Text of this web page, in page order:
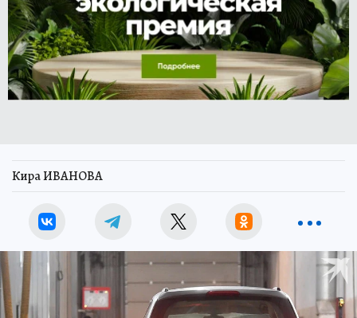
Кира ИВАНОВА